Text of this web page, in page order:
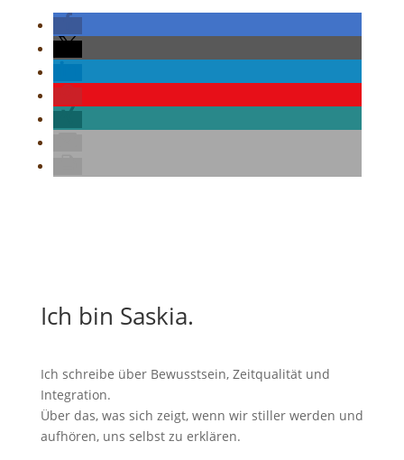
Ich bin Saskia.
Ich schreibe über Bewusstsein, Zeitqualität und
Integration.
Über das, was sich zeigt, wenn wir stiller werden und
aufhören, uns selbst zu erklären.